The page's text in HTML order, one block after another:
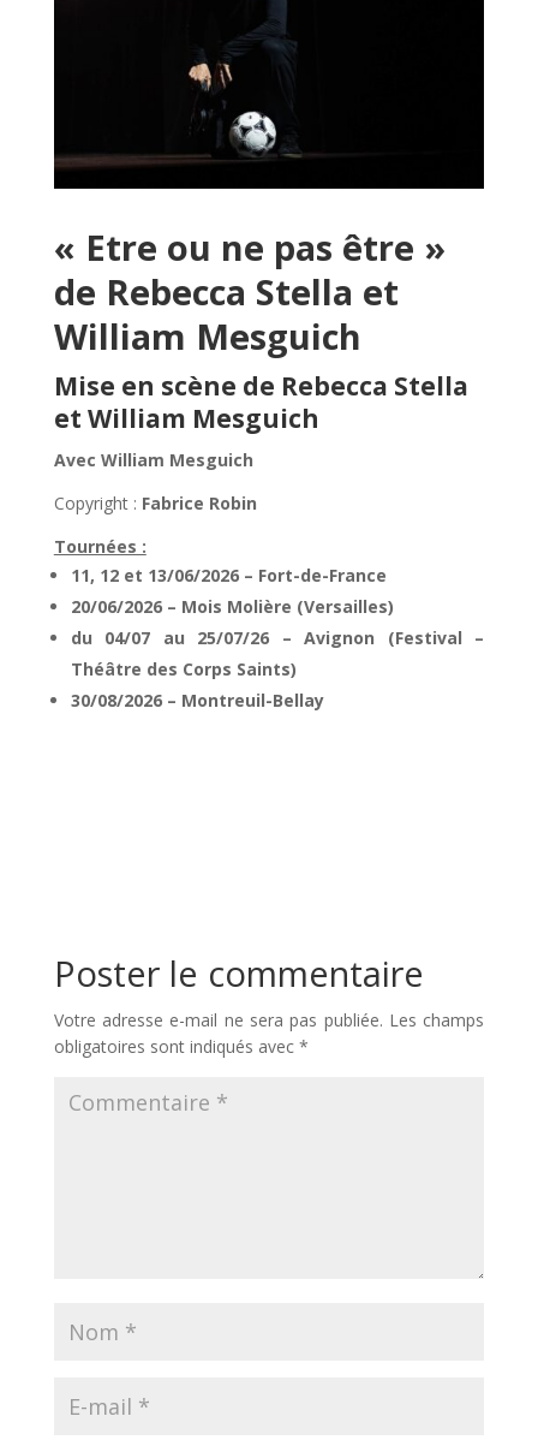
« Etre ou ne pas être »
de Rebecca Stella et
William Mesguich
Mise en scène de Rebecca Stella
et William Mesguich
Avec William Mesguich
Copyright : Fabrice Robin
Tournées :
11, 12 et 13/06/2026 – Fort-de-France
20/06/2026 – Mois Molière (Versailles)
du 04/07 au 25/07/26 – Avignon (Festival –
Théâtre des Corps Saints)
30/08/2026 – Montreuil-Bellay
Poster le commentaire
Votre adresse e-mail ne sera pas publiée. Les champs
obligatoires sont indiqués avec *